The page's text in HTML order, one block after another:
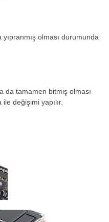
olması durumunda
da tamamen bitmiş olması
değişimi yapılır.